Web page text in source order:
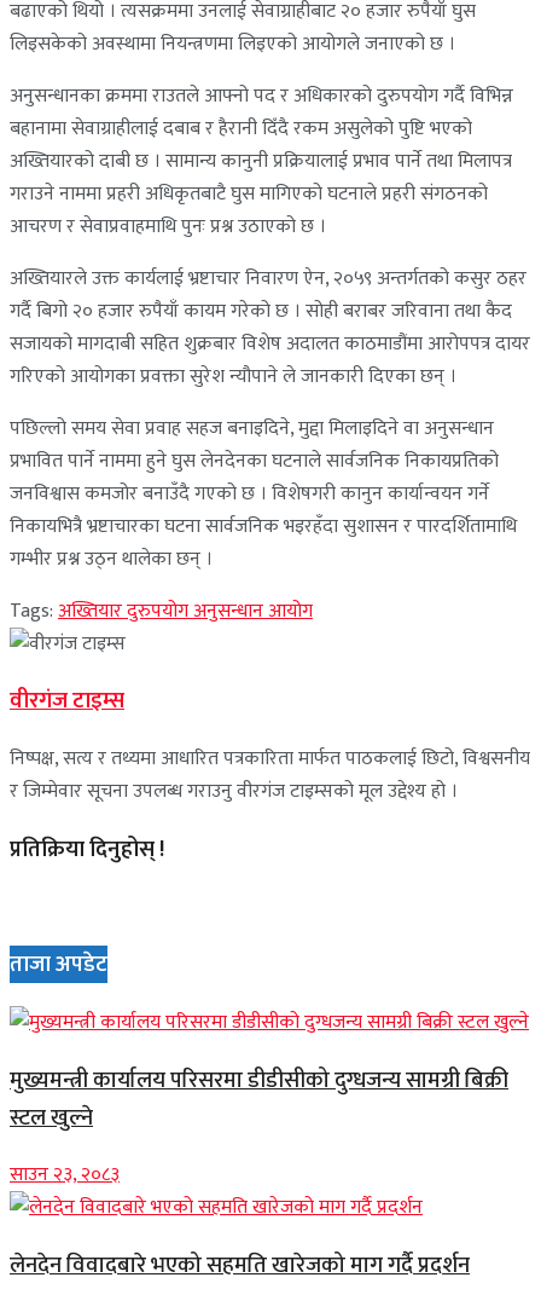
बढाएको थियो । त्यसक्रममा उनलाई सेवाग्राहीबाट २० हजार रुपैयाँ घुस
लिइसकेको अवस्थामा नियन्त्रणमा लिइएको आयोगले जनाएको छ ।
अनुसन्धानका क्रममा राउतले आफ्नो पद र अधिकारको दुरुपयोग गर्दै विभिन्न
बहानामा सेवाग्राहीलाई दबाब र हैरानी दिँदै रकम असुलेको पुष्टि भएको
अख्तियारको दाबी छ । सामान्य कानुनी प्रक्रियालाई प्रभाव पार्ने तथा मिलापत्र
गराउने नाममा प्रहरी अधिकृतबाटै घुस मागिएको घटनाले प्रहरी संगठनको
आचरण र सेवाप्रवाहमाथि पुनः प्रश्न उठाएको छ ।
अख्तियारले उक्त कार्यलाई भ्रष्टाचार निवारण ऐन, २०५९ अन्तर्गतको कसुर ठहर
गर्दै बिगो २० हजार रुपैयाँ कायम गरेको छ । सोही बराबर जरिवाना तथा कैद
सजायको मागदाबी सहित शुक्रबार विशेष अदालत काठमाडौंमा आरोपपत्र दायर
गरिएको आयोगका प्रवक्ता सुरेश न्यौपाने ले जानकारी दिएका छन् ।
पछिल्लो समय सेवा प्रवाह सहज बनाइदिने, मुद्दा मिलाइदिने वा अनुसन्धान
प्रभावित पार्ने नाममा हुने घुस लेनदेनका घटनाले सार्वजनिक निकायप्रतिको
जनविश्वास कमजोर बनाउँदै गएको छ । विशेषगरी कानुन कार्यान्वयन गर्ने
निकायभित्रै भ्रष्टाचारका घटना सार्वजनिक भइरहँदा सुशासन र पारदर्शितामाथि
गम्भीर प्रश्न उठ्न थालेका छन् ।
Tags:अख्तियार दुरुपयोग अनुसन्धान आयोग
वीरगंज टाइम्स
निष्पक्ष, सत्य र तथ्यमा आधारित पत्रकारिता मार्फत पाठकलाई छिटो, विश्वसनीय
र जिम्मेवार सूचना उपलब्ध गराउनु वीरगंज टाइम्सको मूल उद्देश्य हो ।
प्रतिक्रिया दिनुहोस् !
ताजा अपडेट
मुख्यमन्त्री कार्यालय परिसरमा डीडीसीको दुग्धजन्य सामग्री बिक्री
स्टल खुल्ने
साउन २३, २०८३
लेनदेन विवादबारे भएको सहमति खारेजको माग गर्दै प्रदर्शन